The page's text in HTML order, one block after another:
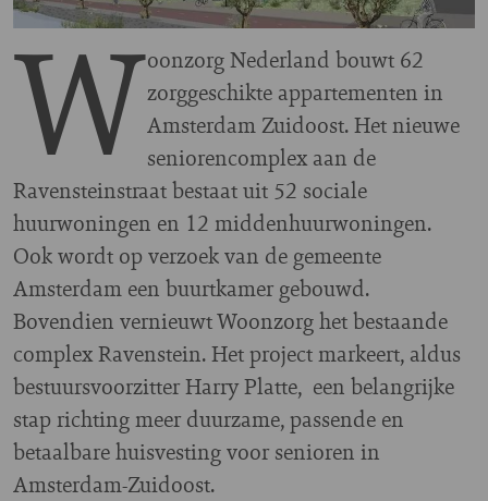
Woonzorg Nederland bouwt 62
zorggeschikte appartementen in
Amsterdam Zuidoost. Het nieuwe
seniorencomplex aan de
Ravensteinstraat bestaat uit 52 sociale
huurwoningen en 12 middenhuurwoningen.
Ook wordt op verzoek van de gemeente
Amsterdam een buurtkamer gebouwd.
Bovendien vernieuwt Woonzorg het bestaande
complex Ravenstein. Het project markeert, aldus
bestuursvoorzitter Harry Platte, een belangrijke
stap richting meer duurzame, passende en
betaalbare huisvesting voor senioren in
Amsterdam-Zuidoost.